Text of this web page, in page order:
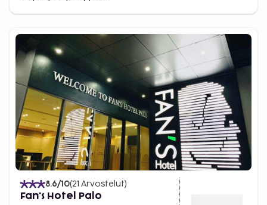
8.6/10(21 Arvostelut)
Fan's Hotel Palo